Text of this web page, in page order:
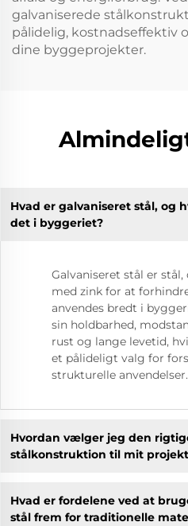
galvaniserede
pålidelig, kostnadseffektiv
dine byggeprojekter.
Hvad er galvaniseret stål, og
det i byggeriet?
Galvaniseret stål er
med zink for at
anvendes bredt i
sin holdbarhed,
rust og lange levetid,
et pålideligt valg for
strukturelle anvendelser.
Hvordan vælger jeg den
stålkonstruktion til mit
Hvad er fordelene ved at
stål frem for traditionelle